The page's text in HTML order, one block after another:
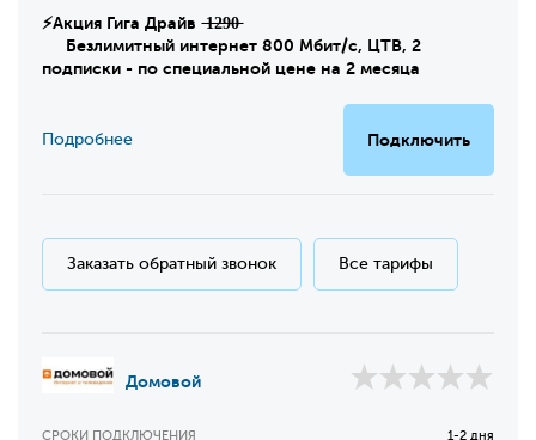
⚡Акция Гига Драйв ̶1̶2̶9̶0̶
Безлимитный интернет 800 Мбит/с, ЦТВ, 2
подписки - по специальной цене на 2 месяца
Подключить
Подробнее
Заказать обратный звонок Все тарифы
Домовой
СРОКИ ПОДКЛЮЧЕНИЯ 1-2 дня